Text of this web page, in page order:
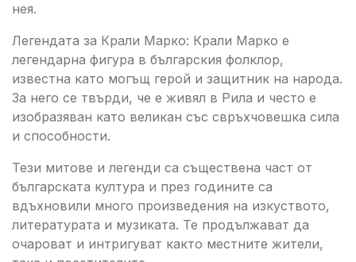
нея.
Легендата за Крали Марко: Крали Марко е
легендарна фигура в българския фолклор,
известна като могъщ герой и защитник на народа.
За него се твърди, че е живял в Рила и често е
изобразяван като великан със свръхчовешка сила
и способности.
Тези митове и легенди са съществена част от
българската култура и през годините са
вдъхновили много произведения на изкуството,
литературата и музиката. Те продължават да
очароват и интригуват както местните жители,